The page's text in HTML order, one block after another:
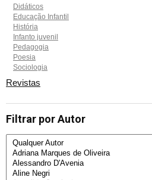
Didáticos
Educação Infantil
História
Infanto juvenil
Pedagogia
Poesia
Sociologia
Revistas
Filtrar por Autor